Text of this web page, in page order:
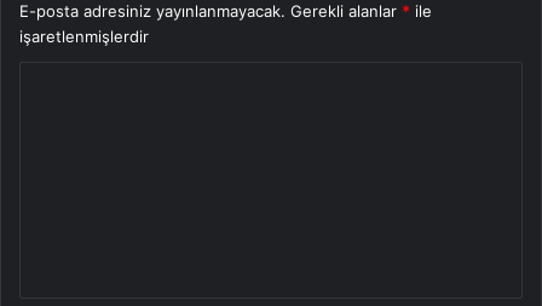
E-posta adresiniz yayınlanmayacak. Gerekli alanlar * ile
işaretlenmişlerdir